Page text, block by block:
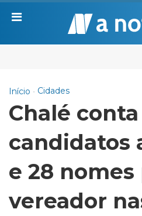
Início Cidades
Chalé
candidatos
e 28 nomes
vereador